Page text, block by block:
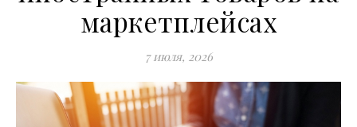
маркетплейсах
7 июля, 2026